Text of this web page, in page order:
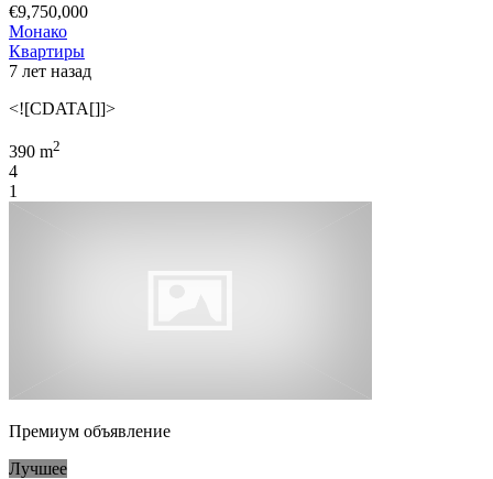
€9,750,000
Монако
Квартиры
7 лет назад
<![CDATA[]]>
390 m2
4
1
Премиум объявление
Лучшее